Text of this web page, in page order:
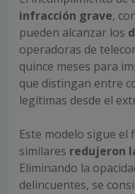
infracción grave,
pueden alcanzar los
operadoras de
quince meses para
que distingan entre
legítimas desde el
Este modelo sigue el
similares redujeron
Eliminando la
delincuentes, se